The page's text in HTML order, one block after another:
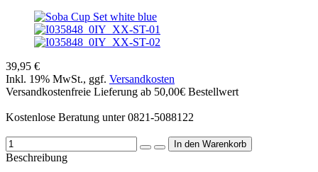
39,95 €
Inkl. 19% MwSt., ggf. Versandkosten
Versandkostenfreie Lieferung ab 50,00€ Bestellwert
Kostenlose Beratung unter 0821-5088122
Beschreibung